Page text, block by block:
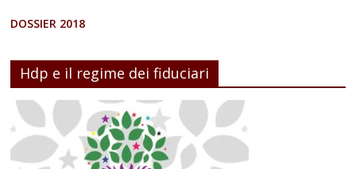
DOSSIER 2018
Hdp e il regime dei fiduciari